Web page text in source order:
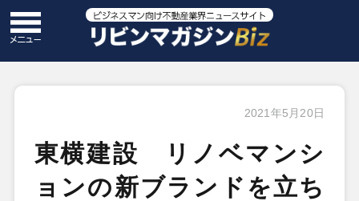
2021年5月20日
東横建設 リノベマンシ
ョンの新ブランドを立ち